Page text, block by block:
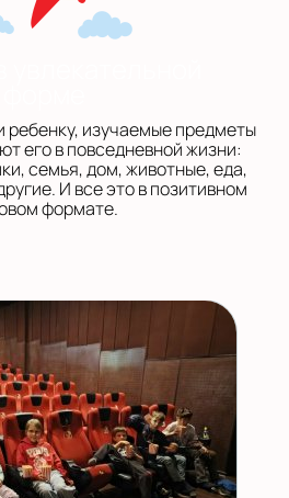
ребенку, изучаемые предметы
его в повседневной жизни:
семья, дом, животные, еда,
И все это в позитивном
формате.